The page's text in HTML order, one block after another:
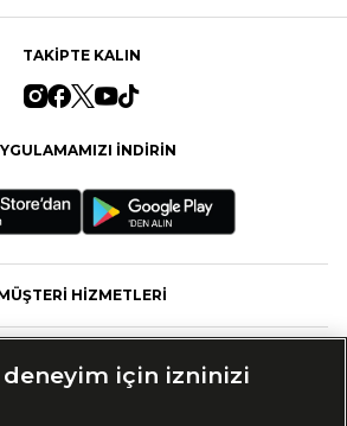
TAKİPTE KALIN
İNDİRİN
HİZMETLERİ
için izninizi